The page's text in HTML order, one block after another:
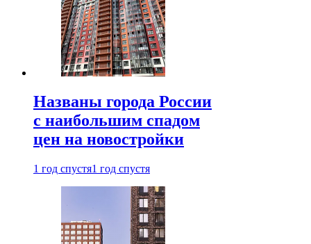
Названы города России
с наибольшим спадом
цен на новостройки
1 год спустя1 год спустя